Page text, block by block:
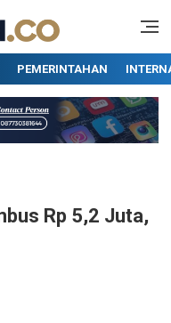
PEMERINTAHAN
Rp 5,2 Juta,